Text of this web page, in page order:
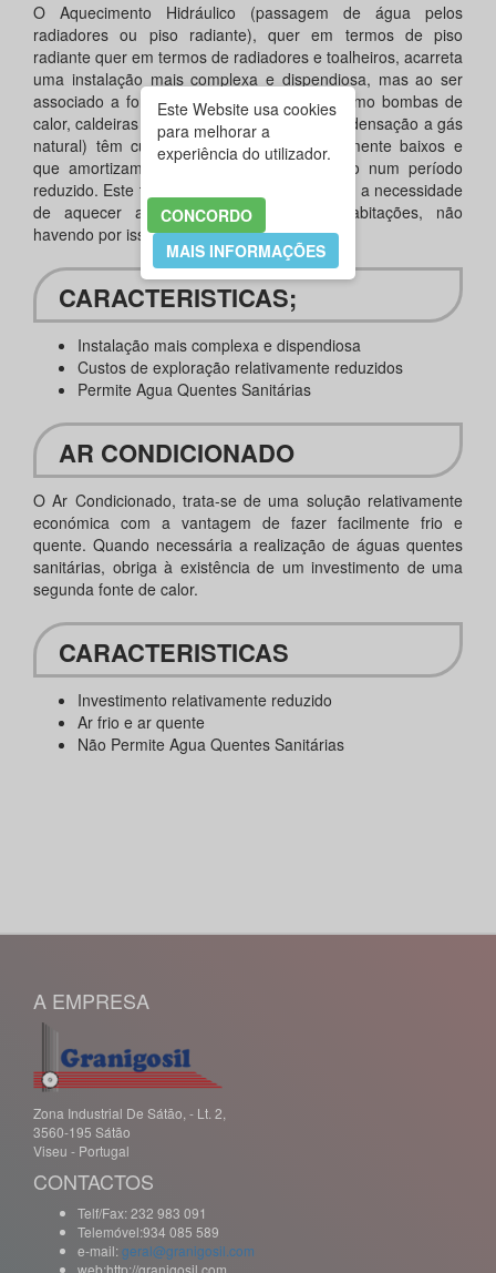
O Aquecimento Hidráulico (passagem de água pelos
radiadores ou piso radiante), quer em termos de piso
radiante quer em termos de radiadores e toalheiros, acarreta
uma instalação mais complexa e dispendiosa, mas ao ser
associado a fontes de calor económicas (como bombas de
calor, caldeiras a pellet’s ou caldeiras de condensação a gás
natural) têm custos de exploração relativamente baixos e
que amortizam a diferença de investimento num período
reduzido. Este tipo de solução integra-se com a necessidade
de aquecer as águas sanitárias nas habitações, não
havendo por isso duplicação de investimento.
CARACTERISTICAS;
Instalação mais complexa e dispendiosa
Custos de exploração relativamente reduzidos
Permite Agua Quentes Sanitárias
AR CONDICIONADO
O Ar Condicionado, trata-se de uma solução relativamente
económica com a vantagem de fazer facilmente frio e
quente. Quando necessária a realização de águas quentes
sanitárias, obriga à existência de um investimento de uma
segunda fonte de calor.
CARACTERISTICAS
Investimento relativamente reduzido
Ar frio e ar quente
Não Permite Agua Quentes Sanitárias
A EMPRESA
Zona Industrial De Sátão, - Lt. 2,
3560-195 Sátão
Viseu - Portugal
CONTACTOS
Telf/Fax: 232 983 091
Telemóvel:934 085 589
e-mail:geral@granigosil.com
Este Website usa cookies
para melhorar a
experiência do utilizador.
CONCORDO
MAIS INFORMAÇÕES